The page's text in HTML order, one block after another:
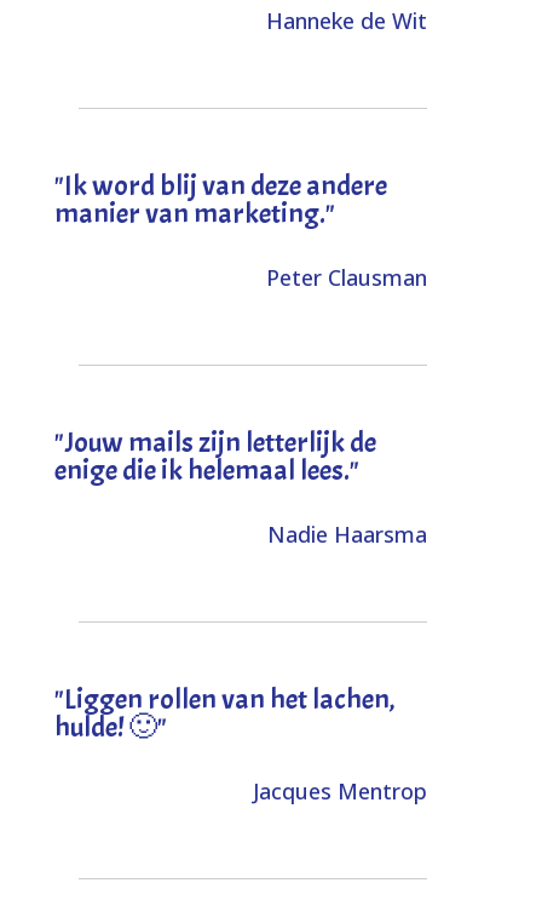
Hanneke de Wit
"Ik word blij van deze andere
manier van marketing."
Peter Clausman
"Jouw mails zijn letterlijk de
enige die ik helemaal lees."
Nadie Haarsma
"Liggen rollen van het lachen,
hulde! 🙂"
Jacques Mentrop